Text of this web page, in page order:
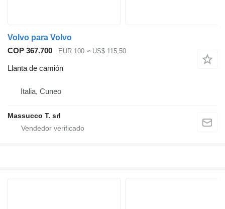
Volvo para Volvo
COP 367.700
EUR 100 ≈ US$ 115,50
Llanta de camión
Italia, Cuneo
Massucco T. srl